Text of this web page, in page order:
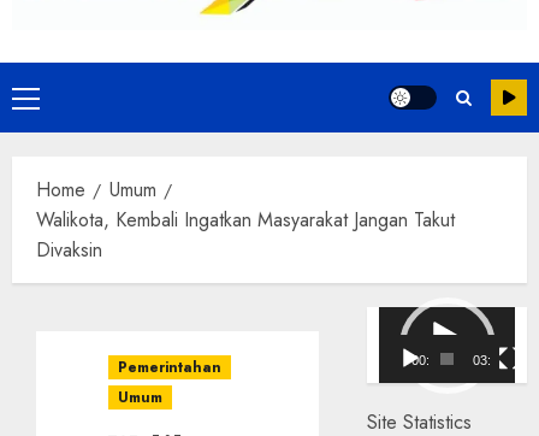
Primary
Menu
Home
Umum
Walikota, Kembali Ingatkan Masyarakat Jangan Takut
Divaksin
Pemerintahan
Umum
Pemutar
Video
00:00 03:08
Site Statistics